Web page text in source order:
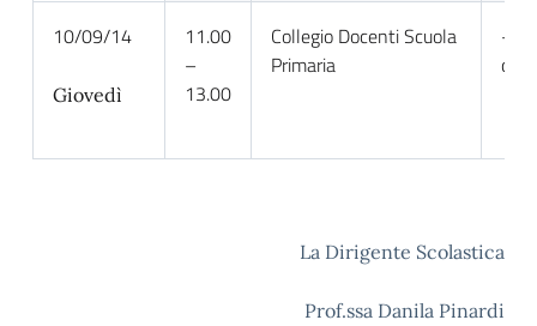
10/09/14
Giovedì
11.00
–
13.00
Collegio Docenti Scuola
Primaria
–
La Dirigente Scolastica
Prof.ssa Danila Pinardi